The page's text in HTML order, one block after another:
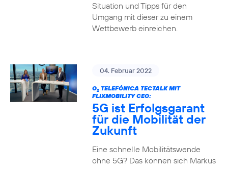
Situation und Tipps für den
Umgang mit dieser zu einem
Wettbewerb einreichen.
04. Februar 2022
O2TELEFÓNICA TECTALK MIT
FLIXMOBILITY CEO:
5G ist Erfolgsgarant
für die Mobilität der
Zukunft
Eine schnelle Mobilitätswende
ohne 5G? Das können sich Markus